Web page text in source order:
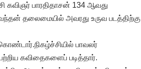
கவிஞர் பாரதிதாசன் 134 ஆவது
தலைமையில் அவரது உருவ படத்திற்கு
பாவலர்
கவிதைகளைப் படித்தார்.